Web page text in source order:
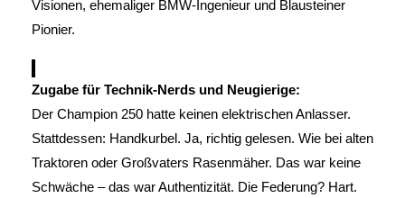
Visionen, ehemaliger BMW-Ingenieur und Blausteiner
Pionier.
Zugabe für Technik-Nerds und Neugierige:
Der Champion 250 hatte keinen elektrischen Anlasser.
Stattdessen: Handkurbel. Ja, richtig gelesen. Wie bei alten
Traktoren oder Großvaters Rasenmäher. Das war keine
Schwäche – das war Authentizität. Die Federung? Hart.